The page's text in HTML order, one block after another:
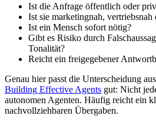
Ist die Anfrage öffentlich oder
Ist sie marketingnah, vertriebsnah
Ist ein Mensch sofort nötig?
Gibt es Risiko durch
Tonalität?
Reicht ein freigegebener
Genau hier passt die Unterscheidung
Building Effective Agents gut: Nicht
autonomen Agenten. Häufig reicht ein
nachvollziehbaren Übergaben.